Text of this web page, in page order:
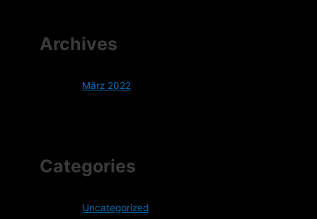
Archives
März 2022
Categories
Uncategorized